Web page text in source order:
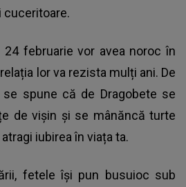
cuceritoare.
februarie vor avea noroc în
lor va rezista mulți ani. De
se spune că de Dragobete se
de vișin și se mânăncă turte
iubirea în viața ta.
fetele își pun busuioc sub